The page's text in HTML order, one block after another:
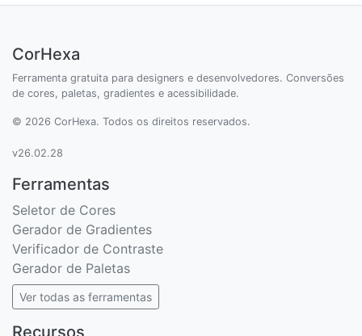
CorHexa
Ferramenta gratuita para designers e desenvolvedores. Conversões
de cores, paletas, gradientes e acessibilidade.
© 2026 CorHexa. Todos os direitos reservados.
v26.02.28
Ferramentas
Seletor de Cores
Gerador de Gradientes
Verificador de Contraste
Gerador de Paletas
Ver todas as ferramentas
Recursos